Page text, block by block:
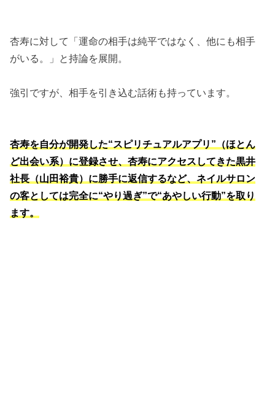
杏寿に対して「運命の相手は純平ではなく、他にも相手
がいる。」と持論を展開。
強引ですが、相手を引き込む話術も持っています。
杏寿を自分が開発した“スピリチュアルアプリ”（ほとん
ど出会い系）に登録させ、杏寿にアクセスしてきた黒井
社長（山田裕貴）に勝手に返信するなど、ネイルサロン
の客としては完全に“やり過ぎ”で“あやしい行動”を取り
ます。